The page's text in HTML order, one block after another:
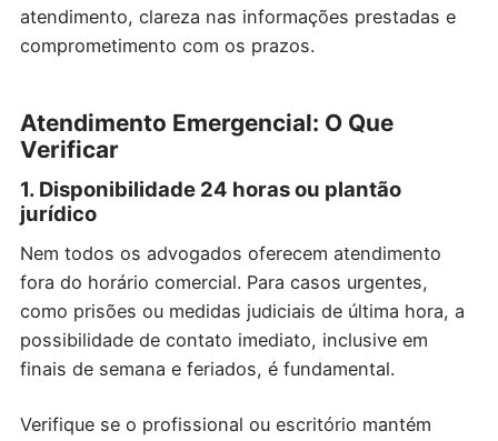
atendimento, clareza nas informações prestadas e
comprometimento com os prazos.
Atendimento Emergencial: O Que
Verificar
1. Disponibilidade 24 horas ou plantão
jurídico
Nem todos os advogados oferecem atendimento
fora do horário comercial. Para casos urgentes,
como prisões ou medidas judiciais de última hora, a
possibilidade de contato imediato, inclusive em
finais de semana e feriados, é fundamental.
Verifique se o profissional ou escritório mantém